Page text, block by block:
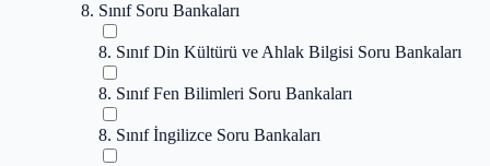
8. Sınıf Soru Bankaları
8. Sınıf Din Kültürü ve Ahlak Bilgisi Soru Bankaları
8. Sınıf Fen Bilimleri Soru Bankaları
8. Sınıf İngilizce Soru Bankaları